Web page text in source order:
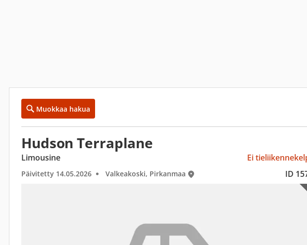
Muokkaa hakua
Hudson Terraplane
Limousine Ei
Päivitetty 14.05.2026 Valkeakoski, Pirkanmaa ID